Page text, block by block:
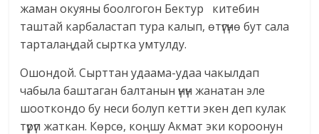
жаман окуяны боолгогон Бектур китебин
таштай карбаластап тура калып, өтүгүнө бут сала
тарталаңдай сыртка умтулду.
Ошондой. Сырттан удаама-удаа чакылдап
чабыла баштаган балтанын үнүн жанатан эле
шооткондо бу неси болуп кетти экен деп кулак
түрүп жаткан. Көрсө, коңшу Акмат эки короонун